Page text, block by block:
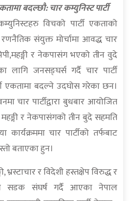
बदल्छौ: चार कम्युनिस्ट पार्टी
विचको पार्टी एकताको
संयुक्त मोर्चामा आवद्ध चार
र नेकपासंग भएको तीन वुदे
लागि जनसङ्घर्स गर्दै चार पार्टी
एकतामा बदल्ने उदघोस गरेका छन।
चार पार्टीद्वारा बुधबार आयोजित
महङ्गी र नेकपासंगको तीन बुदे सहमति
चार पार्टीको तर्फबाट
बताएका हुन।
र विदेशी हस्तक्षेप विरुद्ध र
सडक संघर्ष गर्दै आएका नेपाल